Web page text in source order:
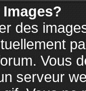
des
Vous
serveur